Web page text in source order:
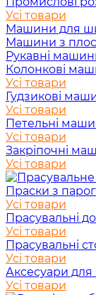
Усі товари
Машини для
Машини з
Рукавні
Колонкові
Усі товари
Гудзикові
Усі товари
Петельні
Усі товари
Закріпочні
Усі товари
Праски з
Усі товари
Прасувальні
Усі товари
Прасувальні
Усі товари
Аксесуари для
Усі товари